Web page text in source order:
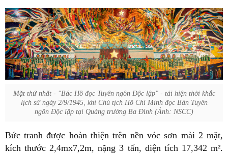
Mặt thứ nhất - "Bác Hồ đọc Tuyên ngôn Độc lập" - tái hiện thời khắc
lịch sử ngày 2/9/1945, khi Chủ tịch Hồ Chí Minh đọc Bản Tuyên
ngôn Độc lập tại Quảng trường Ba Đình (Ảnh: NSCC)
Bức tranh được hoàn thiện trên nền vóc sơn mài 2 mặt,
kích thước 2,4mx7,2m, nặng 3 tấn, diện tích 17,342 m².